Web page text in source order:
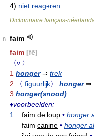
4) niet reageren
Dictionnaire français-
8
faim
faim [fẽ]
〈v.〉
1 honger⇒ trek
2
〈 figuurlijk〉 honger⇒
3 honger(snood)
♦voorbeelden:
1
faim de loup • honger
faim canine • honger